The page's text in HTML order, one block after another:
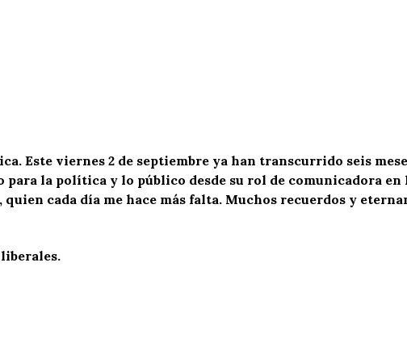
Este viernes 2 de septiembre ya han transcurrido seis
la política y lo público desde su rol de comunicadora en
cada día me hace más falta. Muchos recuerdos y